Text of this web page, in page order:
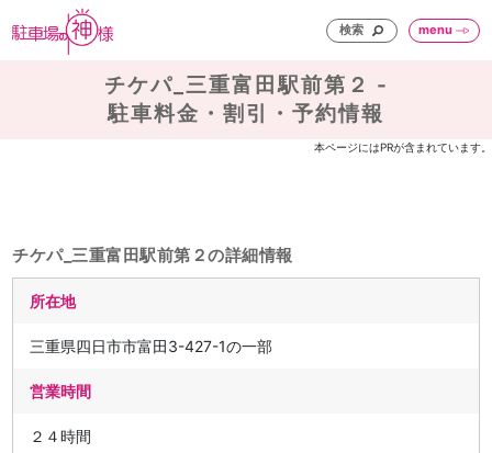
検索 menu
チケパ_三重富田駅前第２ -
駐車料金・割引・予約情報
本ページにはPRが含まれています。
チケパ_三重富田駅前第２の詳細情報
所在地
三重県四日市市富田3-427-1の一部
営業時間
２４時間